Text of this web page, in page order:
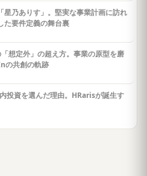
星乃ありす」。堅実な事業計画に訪れ
た要件定義の舞台裏
想定外」の超え方。事業の原型を磨
の共創の軌跡
投資を選んだ理由。HRarisが誕生す